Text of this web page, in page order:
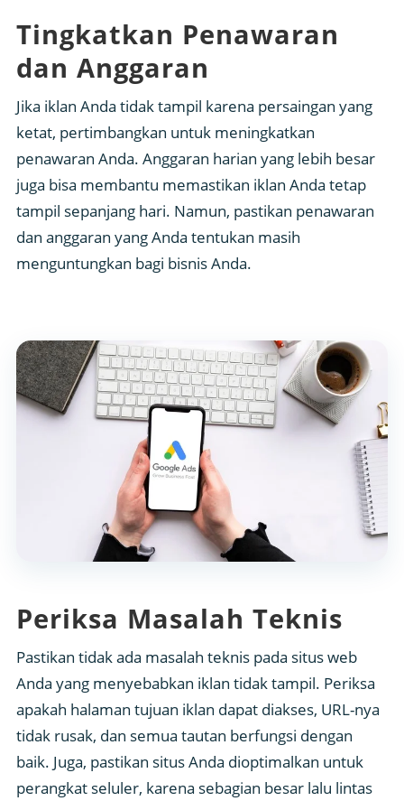
Tingkatkan Penawaran
dan Anggaran
Jika iklan Anda tidak tampil karena persaingan yang
ketat, pertimbangkan untuk meningkatkan
penawaran Anda. Anggaran harian yang lebih besar
juga bisa membantu memastikan iklan Anda tetap
tampil sepanjang hari. Namun, pastikan penawaran
dan anggaran yang Anda tentukan masih
menguntungkan bagi bisnis Anda.
Periksa Masalah Teknis
Pastikan tidak ada masalah teknis pada situs web
Anda yang menyebabkan iklan tidak tampil. Periksa
apakah halaman tujuan iklan dapat diakses, URL-nya
tidak rusak, dan semua tautan berfungsi dengan
baik. Juga, pastikan situs Anda dioptimalkan untuk
perangkat seluler, karena sebagian besar lalu lintas